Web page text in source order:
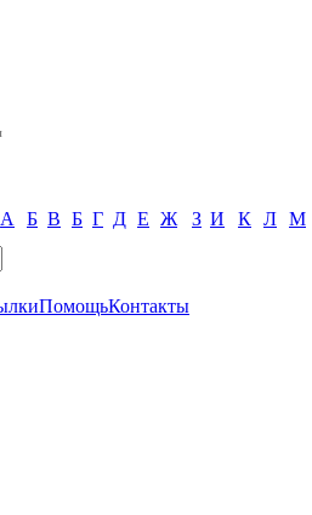
А Б В Б Г Д Е Ж З И К Л М
ПомощьКонтакты